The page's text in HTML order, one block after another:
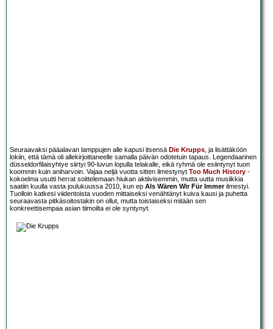
Seuraavaksi pääalavan lamppujen alle kapusi itsensä Die Krupps, ja lisättäköön
lokiin, että tämä oli allekirjoittaneelle samalla päivän odotetuin tapaus. Legendaarinen
düsseldorfilaisyhtye siirtyi 90-luvun lopulla telakalle, eikä ryhmä ole esiintynyt tuon
koommin kuin aniharvoin. Vajaa neljä vuotta sitten ilmestynyt Too Much History -
kokoelma usutti herrat soittelemaan hiukan aktiivisemmin, mutta uutta musiikkia
saatiin kuulla vasta joulukuussa 2010, kun ep Als Wären Wir Für Immerilmestyi.
Tuolloin katkesi viidentoista vuoden mittaiseksi venähtänyt kuiva kausi ja puhetta
seuraavasta pitkäsoitostakin on ollut, mutta toistaiseksi mitään sen
konkreettisempaa asian tiimoilta ei ole syntynyt.